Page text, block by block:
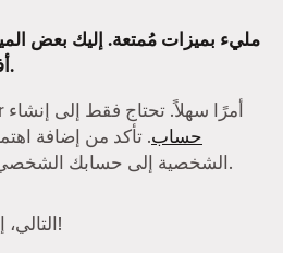
تجربتك على Tinder أفضل.
أولاً ، يُعد استخدام Tinder أمرًا سهلاً. تحتاج فقط إلى إنشاء
حساب. تأكد من إضافة
الشخصية إلى حسابك الشخصي لإظهار سِمات شخصيتك.
!